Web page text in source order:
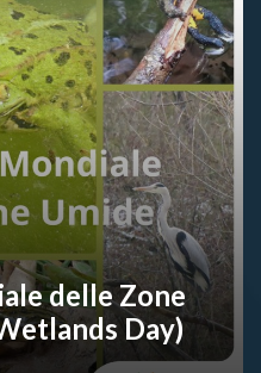
delle Zone
Day)